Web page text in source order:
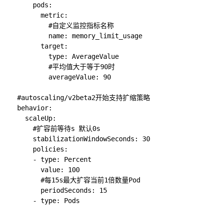
      pods:
        metric:
          #自定义监控指标名称
          name: memory_limit_usage
        target:
          type: AverageValue
          #平均值大于等于90时
          averageValue: 90
  #autoscaling/v2beta2开始支持扩缩策略
  behavior:
    scaleUp:
      #扩容前等待s 默认0s
      stabilizationWindowSeconds: 30
      policies:
      - type: Percent
        value: 100
        #每15s最大扩容当前1倍数量Pod
        periodSeconds: 15
      - type: Pods